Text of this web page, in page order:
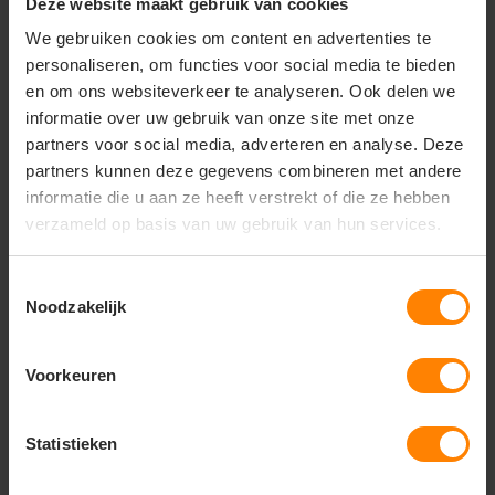
We gebruiken cookies om content en advertenties te
personaliseren, om functies voor social media te bieden
en om ons websiteverkeer te analyseren. Ook delen we
informatie over uw gebruik van onze site met onze
partners voor social media, adverteren en analyse. Deze
partners kunnen deze gegevens combineren met andere
informatie die u aan ze heeft verstrekt of die ze hebben
verzameld op basis van uw gebruik van hun services.
Noodzakelijk
Voorkeuren
Statistieken
• Verstevigde armsgaten (tone-on-tone)
• Ideaal voor bedrukking
• Comfortabel en flexibel
Vragen? Neem contact
op met onze
klantenservice
call +31(0)418 511 972